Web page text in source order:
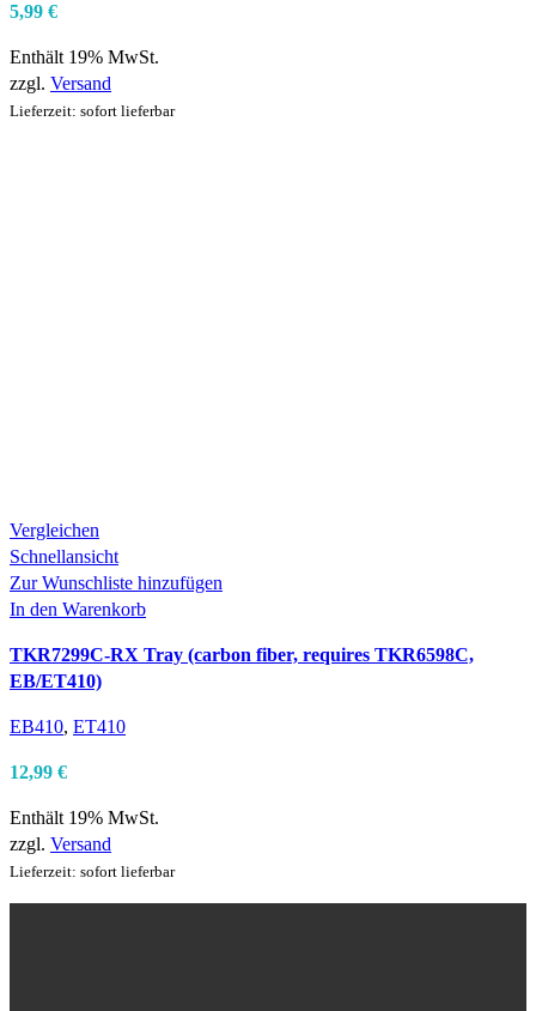
5,99 €
Enthält 19% MwSt.
zzgl. Versand
Lieferzeit: sofort lieferbar
Vergleichen
Schnellansicht
Zur Wunschliste hinzufügen
In den Warenkorb
TKR7299C-RX Tray (carbon fiber, requires TKR6598C,
EB/ET410)
EB410, ET410
12,99 €
Enthält 19% MwSt.
zzgl. Versand
Lieferzeit: sofort lieferbar